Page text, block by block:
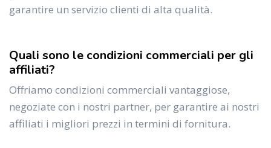
garantire un servizio clienti di alta qualità.
Quali sono le condizioni commerciali per gli
affiliati?
Offriamo condizioni commerciali vantaggiose,
negoziate con i nostri partner, per garantire ai nostri
affiliati i migliori prezzi in termini di fornitura.